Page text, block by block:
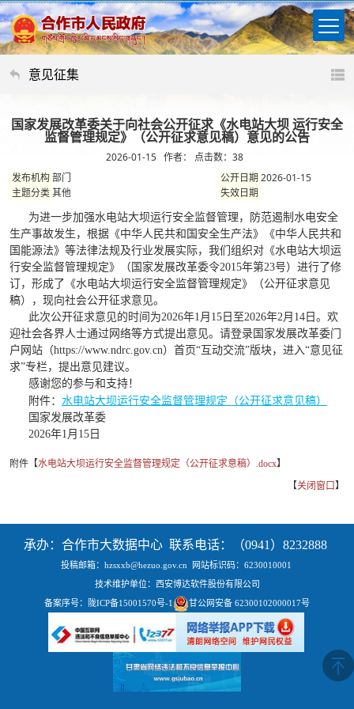
意见征集
国家发展改革委关于向社会公开征求《水电站大坝 运行安全
监督管理规定》（公开征求意见稿）意见的公告
2026-01-15 作者： 点击数： 38
发布机构 部门 公开日期 2026-01-15
主题分类 其他 失效日期
为进一步加强水电站大坝运行安全监督管理，防范遏制水电安全
生产事故发生，根据《中华人民共和国安全生产法》《中华人民共和
国能源法》等法律法规及行业发展实际，我们组织对《水电站大坝运
行安全监督管理规定》（国家发展改革委令2015年第23号）进行了修
订，形成了《水电站大坝运行安全监督管理规定》（公开征求意见
稿），现向社会公开征求意见。
此次公开征求意见的时间为2026年1月15日至2026年2月14日。欢
迎社会各界人士通过网络等方式提出意见。请登录国家发展改革委门
户网站（https://www.ndrc.gov.cn）首页“互动交流”版块，进入“意见征
求”专栏，提出意见建议。
感谢您的参与和支持！
附件： 水电站大坝运行安全监督管理规定（公开征求意见稿）
国家发展改革委
2026年1月15日
附件【水电站大坝运行安全监督管理规定（公开征求意稿）.docx】
【关闭窗口】
承办：合作市大数据中心 联系电话：（0941）8232888
投稿邮箱：hzsxxb@hezuo.gov.cn
网站标识码：6230010001
技术维护单位：西安博达软件股份有限公司
备案序号：
陇ICP备15001570号-1 甘公网安备 62300102000017号